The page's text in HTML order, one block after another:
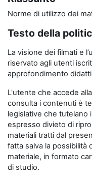
Norme di utilizzo dei
Testo della
La visione dei filmati e
riservato agli utenti
approfondimento
L'utente che accede
consulta i contenuti è
legislative che tutelano
espresso divieto di
materiali tratti dal
fatta salva la possibilità
materiale, in formato
di studio.